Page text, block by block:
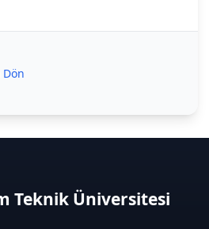
Teknik Üniversitesi